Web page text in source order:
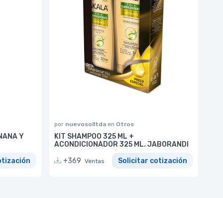
Y
por nuevosolltda en Otros
KIT SHAMPOO 325 ML +
ACONDICIONADOR 325 ML. JABORANDI
+369 Ventas Solicitar cotización